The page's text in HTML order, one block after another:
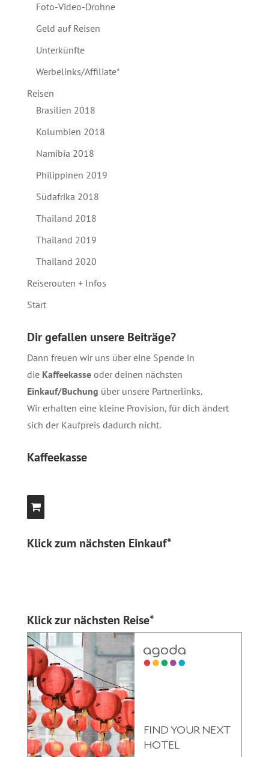
Foto-Video-Drohne
Geld auf Reisen
Unterkünfte
Werbelinks/Affiliate*
Reisen
Brasilien 2018
Kolumbien 2018
Namibia 2018
Philippinen 2019
Südafrika 2018
Thailand 2018
Thailand 2019
Thailand 2020
Reiserouten + Infos
Start
Dir gefallen unsere Beiträge?
Dann freuen wir uns über eine Spende in
die Kaffeekasseoder deinen nächsten
Einkauf/Buchung über unsere Partnerlinks.
Wir erhalten eine kleine Provision, für dich ändert
sich der Kaufpreis dadurch nicht.
Kaffeekasse
Klick zum nächsten Einkauf*
Klick zur nächsten Reise*